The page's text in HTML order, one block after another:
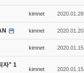
kimnet 2020.01.28
kimnet 2020.01.20
kimnet 2020.01.15
자" 1
kimnet 2020.01.15